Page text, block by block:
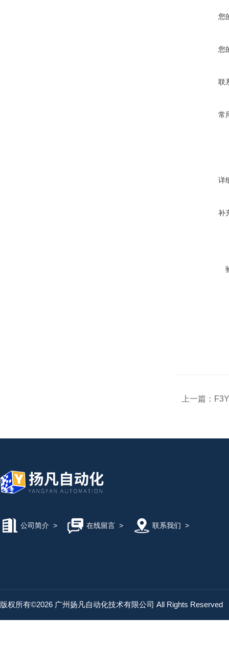
您
您
联
常
详
补
上一篇：
公司简介 > 在线留言> 联系我们 >
版权所有©2026 广州扬凡自动化技术有限公司 All Rights Reserved